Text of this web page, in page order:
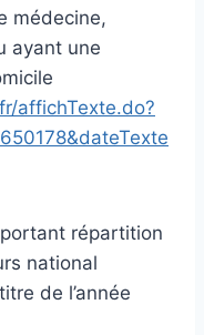
médecine,
ayant une
affichTexte.do?
répartition
national
de l’année